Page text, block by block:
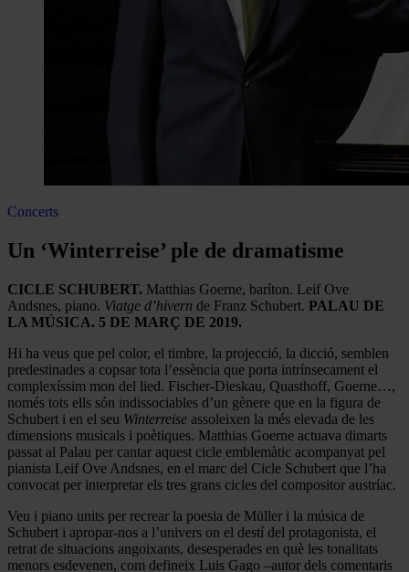
Concerts
Un ‘Winterreise’ ple de dramatisme
CICLE SCHUBERT. Matthias Goerne, baríton. Leif Ove
Andsnes, piano. Viatge d’hivern de Franz Schubert. PALAU DE
LA MÚSICA. 5 DE MARÇ DE 2019.
Hi ha veus que pel color, el timbre, la projecció, la dicció, semblen
predestinades a copsar tota l’essència que porta intrínsecament el
complexíssim mon del lied. Fischer-Dieskau, Quasthoff, Goerne…,
només tots ells són indissociables d’un gènere que en la figura de
Schubert i en el seu Winterreise assoleixen la més elevada de les
dimensions musicals i poètiques. Matthias Goerne actuava dimarts
passat al Palau per cantar aquest cicle emblemàtic acompanyat pel
pianista Leif Ove Andsnes, en el marc del Cicle Schubert que l’ha
convocat per interpretar els tres grans cicles del compositor austríac.
Veu i piano units per recrear la poesia de Müller i la música de
Schubert i apropar-nos a l’univers on el destí del protagonista, el
retrat de situacions angoixants, desesperades en què les tonalitats
menors esdevenen, com defineix Luis Gago –autor dels comentaris